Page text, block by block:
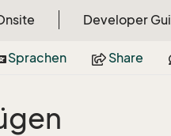
Developer
Sprachen Share